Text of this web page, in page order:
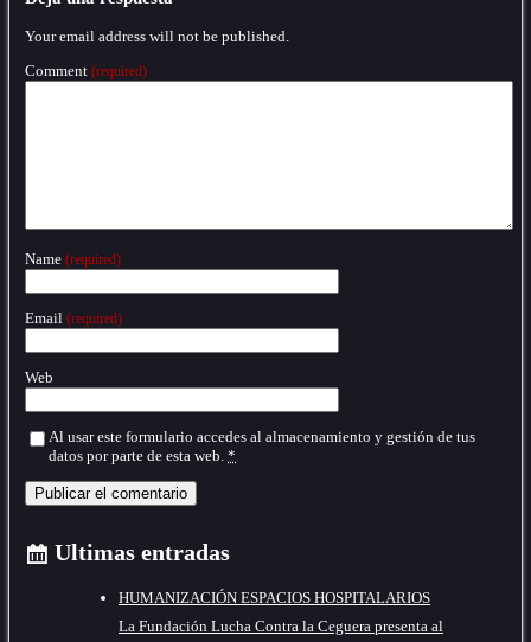
Your email address will not be published.
Comment (required)
Name (required)
Email (required)
Web
Al usar este formulario accedes al almacenamiento y gestión de tus
datos por parte de esta web. *
Ultimas entradas
HUMANIZACIÓN ESPACIOS HOSPITALARIOS
La Fundación Lucha Contra la Ceguera presenta al